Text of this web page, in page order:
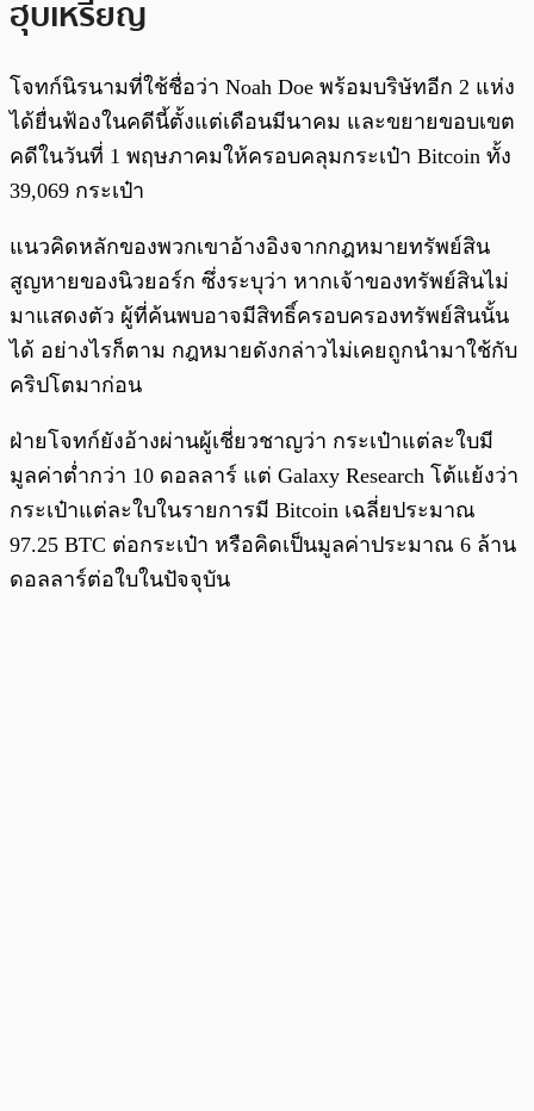
ฮุบเหรียญ
โจทก์นิรนามที่ใช้ชื่อว่า Noah Doe พร้อมบริษัทอีก 2 แห่ง
ได้ยื่นฟ้องในคดีนี้ตั้งแต่เดือนมีนาคม และขยายขอบเขต
คดีในวันที่ 1 พฤษภาคมให้ครอบคลุมกระเป๋า Bitcoin ทั้ง
39,069 กระเป๋า
แนวคิดหลักของพวกเขาอ้างอิงจากกฎหมายทรัพย์สิน
สูญหายของนิวยอร์ก ซึ่งระบุว่า หากเจ้าของทรัพย์สินไม่
มาแสดงตัว ผู้ที่ค้นพบอาจมีสิทธิ์ครอบครองทรัพย์สินนั้น
ได้ อย่างไรก็ตาม กฎหมายดังกล่าวไม่เคยถูกนำมาใช้กับ
คริปโตมาก่อน
ฝ่ายโจทก์ยังอ้างผ่านผู้เชี่ยวชาญว่า กระเป๋าแต่ละใบมี
มูลค่าต่ำกว่า 10 ดอลลาร์ แต่ Galaxy Research โต้แย้งว่า
กระเป๋าแต่ละใบในรายการมี Bitcoin เฉลี่ยประมาณ
97.25 BTC ต่อกระเป๋า หรือคิดเป็นมูลค่าประมาณ 6 ล้าน
ดอลลาร์ต่อใบในปัจจุบัน